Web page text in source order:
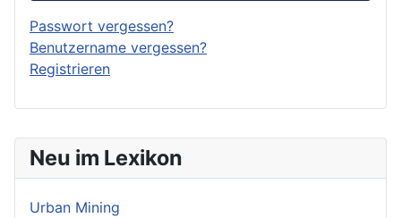
Neu im Lexikon
Urban Mining
Passwort vergessen?
Benutzername vergessen?
Registrieren